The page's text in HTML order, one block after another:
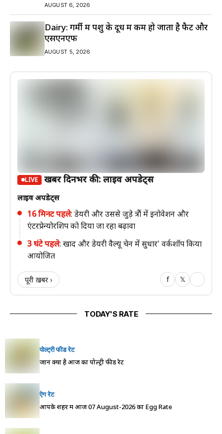
AUGUST 6, 2026
Dairy: गर्मी में पशु के दूध में कम हो जाता है फैट और
एसएनएफ
AUGUST 5, 2026
LIVE खबरें दिनभर की: लाइव अपडेट्स
लाइव अपडेट्स
16 मिनट पहले: डेयरी और उससे जुड़े क्षेत्रों में इनोवेशन और
एंटरप्रेन्योरशिप को दिया जा रहा बढ़ावा
3 घंटे पहले: खाद और डेयरी वैल्यू चेन में सुधार' वर्कशॉप किया
आयोजित
पूरी ख़बर › f 𝕏
TODAY'S RATE
पोल्ट्री फीड रेट
जानें क्या है आज का पोल्ट्री फीड रेट
ऐग रेट
आपके शहर में आज 07 August-2026 का Egg Rate